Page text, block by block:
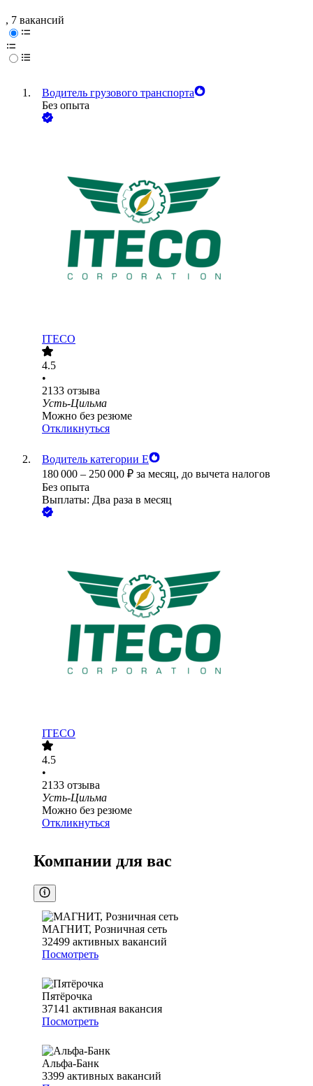
, 7 вакансий
Водитель грузового транспорта
Без опыта
ITECO
4.5
•
2133 отзыва
Усть-Цильма
Можно без резюме
Откликнуться
Водитель категории Е
180 000 – 250 000 ₽ за месяц, до вычета налогов
Без опыта
Выплаты: Два раза в месяц
ITECO
4.5
•
2133 отзыва
Усть-Цильма
Можно без резюме
Откликнуться
Компании для вас
МАГНИТ, Розничная сеть
32499 активных вакансий
Посмотреть
Пятёрочка
37141 активная вакансия
Посмотреть
Альфа-Банк
3399 активных вакансий